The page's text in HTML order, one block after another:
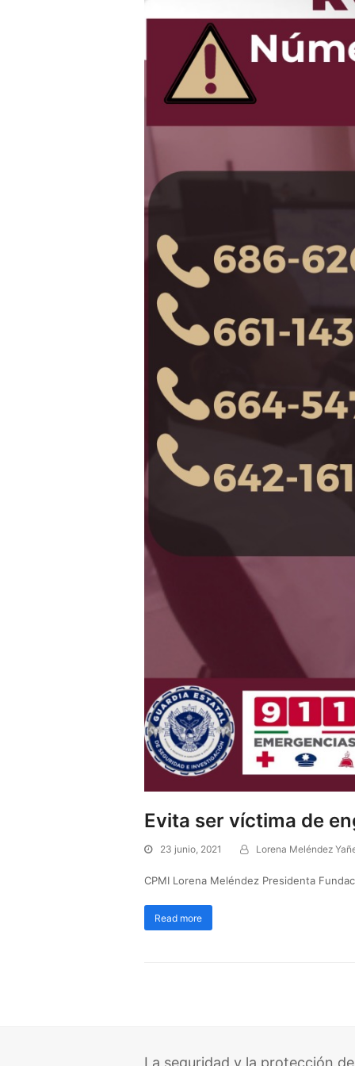
Evita ser víctima de
23 junio, 2021 Lorena Meléndez
CPMI Lorena Meléndez Presidenta
Read more
La seguridad y la protección